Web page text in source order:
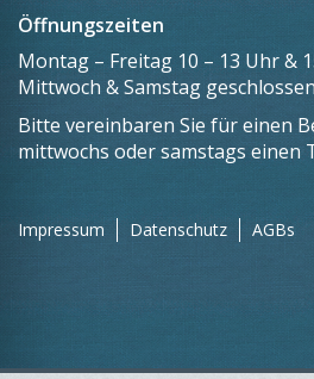
Öffnungszeiten
Montag – Freitag 10 – 13 Uhr &
Mittwoch & Samstag
Bitte vereinbaren Sie für einen
mittwochs oder samstags einen
Impressum Datenschutz AGBs